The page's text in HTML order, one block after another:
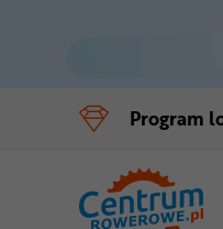
Menu
Informacje
Program